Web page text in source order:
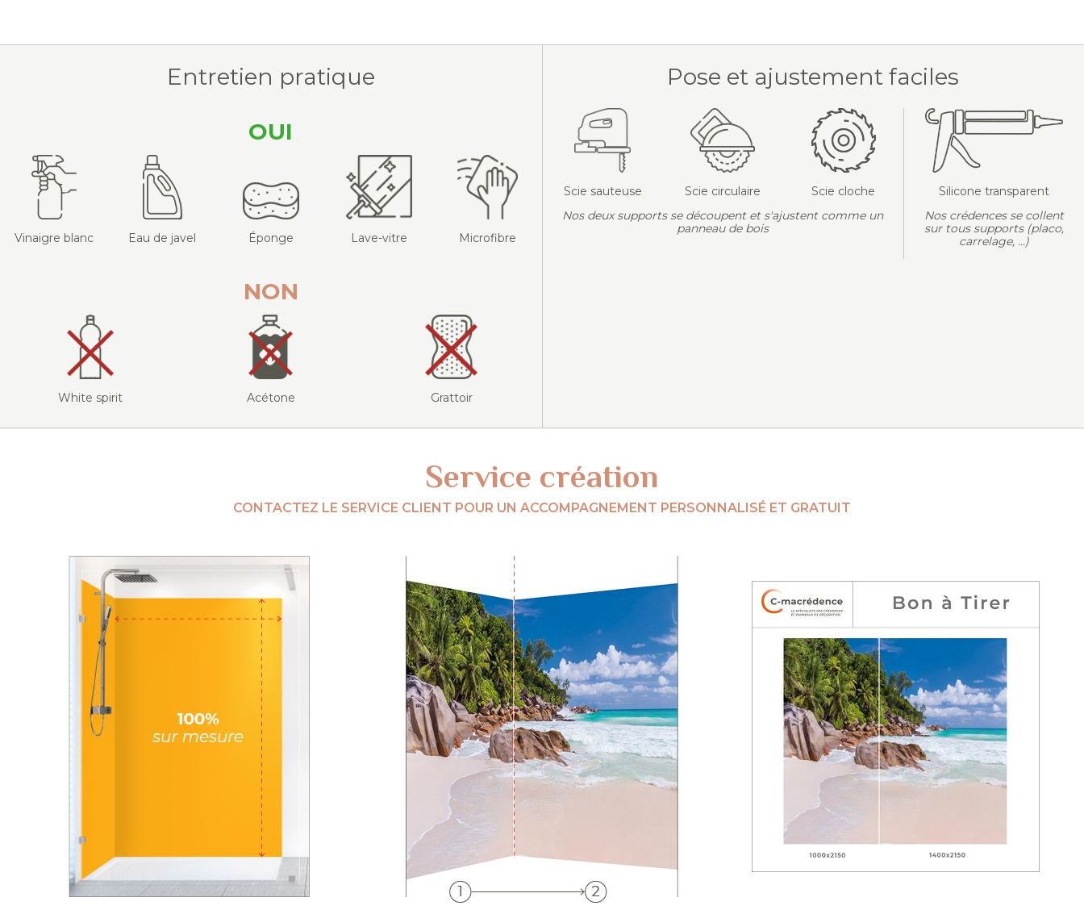
Entretien pratique
OUI
Vinaigre blanc Eau de javel Éponge Lave-vitre Microfibre
NON
White spirit Acétone Grattoir
Pose et ajustement faciles
Scie sauteuse Scie circulaire
Scie cloche
Nos deux supports se découpent et s'ajustent comme un
panneau de bois
Silicone transparent
Nos crédences se collent
sur tous supports (placo,
carrelage, ...)
Service création
CONTACTEZ LE SERVICE CLIENT POUR UN ACCOMPAGNEMENT PERSONNALISÉ ET GRATUIT